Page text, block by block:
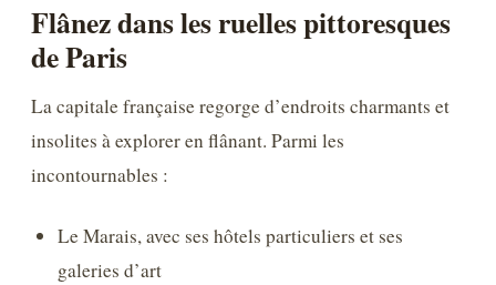
Flânez dans les ruelles pittoresques
de Paris
La capitale française regorge d’endroits charmants et
insolites à explorer en flânant. Parmi les
incontournables :
Le Marais, avec ses hôtels particuliers et ses
galeries d’art